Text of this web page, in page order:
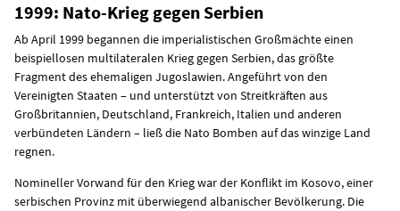
1999: Nato-Krieg gegen Serbien
Ab April 1999 begannen die imperialistischen Großmächte einen
beispiellosen multilateralen Krieg gegen Serbien, das größte
Fragment des ehemaligen Jugoslawien. Angeführt von den
Vereinigten Staaten – und unterstützt von Streitkräften aus
Großbritannien, Deutschland, Frankreich, Italien und anderen
verbündeten Ländern – ließ die Nato Bomben auf das winzige Land
regnen.
Nomineller Vorwand für den Krieg war der Konflikt im Kosovo, einer
serbischen Provinz mit überwiegend albanischer Bevölkerung. Die